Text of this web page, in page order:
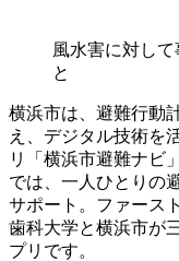
風水害に対し
と
横浜市は、避難行動
え、デジタル技術を
リ「横浜市避難ナビ
では、一人ひとりの
サポート。ファース
歯科大学と横浜市が
プリです。